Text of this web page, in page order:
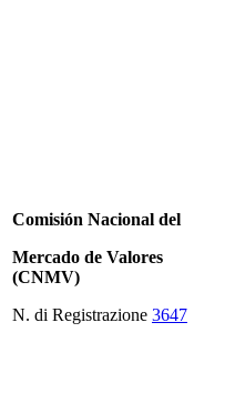
Comisión Nacional del
Mercado de Valores
(CNMV)
N. di Registrazione 3647